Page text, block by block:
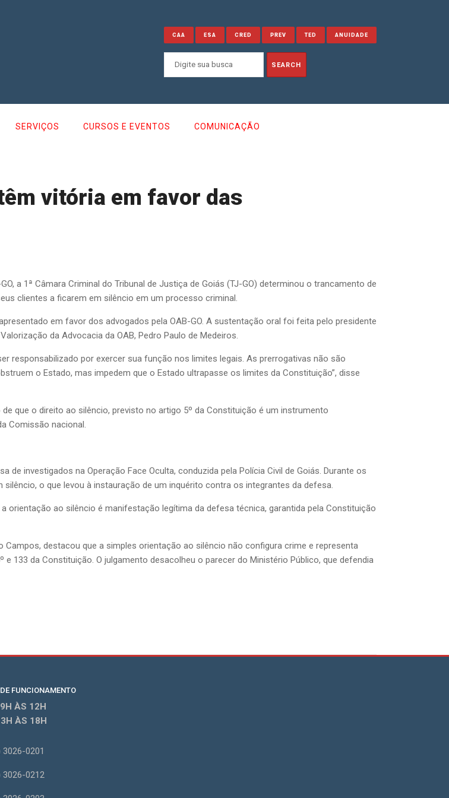
CAA ESA CRED PREV TED ANUIDADE
SERVIÇOS CURSOS E EVENTOS COMUNICAÇÃO
vitória em favor das
a 1ª Câmara Criminal do Tribunal de Justiça de Goiás (TJ-GO) determinou o trancamento de
clientes a ficarem em silêncio em um processo criminal.
em favor dos advogados pela OAB-GO. A sustentação oral foi feita pelo presidente
da Advocacia da OAB, Pedro Paulo de Medeiros.
responsabilizado por exercer sua função nos limites legais. As prerrogativas não são
o Estado, mas impedem que o Estado ultrapasse os limites da Constituição”, disse
que o direito ao silêncio, previsto no artigo 5º da Constituição é um instrumento
Comissão nacional.
de investigados na Operação Face Oculta, conduzida pela Polícia Civil de Goiás. Durante os
o que levou à instauração de um inquérito contra os integrantes da defesa.
orientação ao silêncio é manifestação legítima da defesa técnica, garantida pela Constituição
Campos, destacou que a simples orientação ao silêncio não configura crime e representa
133 da Constituição. O julgamento desacolheu o parecer do Ministério Público, que defendia
FUNCIONAMENTO
9H ÀS 12H
ÀS 18H
3026-0201
3026-0212